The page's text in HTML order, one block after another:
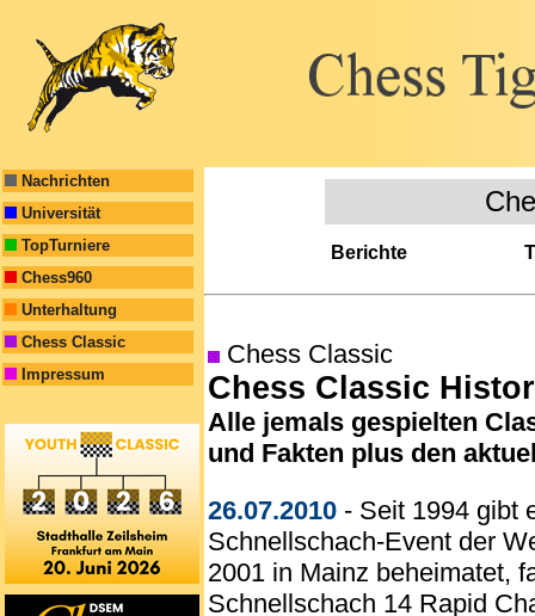
Nachrichten
Universität
TopTurniere
Chess960
Unterhaltung
Chess Classic
Impressum
Berichte
Chess Classic
Chess Classic
Alle jemals gespielten
und Fakten plus den
26.07.2010 - Seit 1994 gibt
Schnellschach-Event der
2001 in Mainz beheimatet,
Schnellschach 14 Rapid